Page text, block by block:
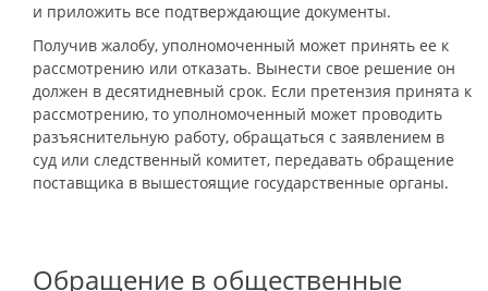
и приложить все подтверждающие документы.
Получив жалобу, уполномоченный может принять ее к
рассмотрению или отказать. Вынести свое решение он
должен в десятидневный срок. Если претензия принята к
рассмотрению, то уполномоченный может проводить
разъяснительную работу, обращаться с заявлением в
суд или следственный комитет, передавать обращение
поставщика в вышестоящие государственные органы.
Обращение в общественные